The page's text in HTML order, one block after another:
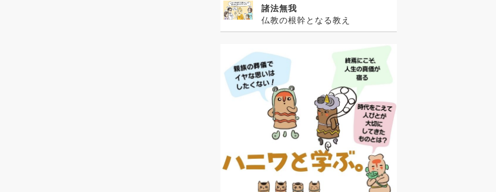
諸法無我
仏教の根幹となる教え